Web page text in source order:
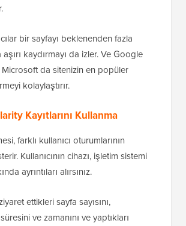
bir sayfayı beklenenden fazla
aşırı kaydırmayı da izler. Ve Google
da sitenizin en popüler
kolaylaştırır.
Kayıtlarını Kullanma
farklı kullanıcı oturumlarının
Kullanıcının cihazı, işletim sistemi
ayrıntıları alırsınız.
ettikleri sayfa sayısını,
ve zamanını ve yaptıkları